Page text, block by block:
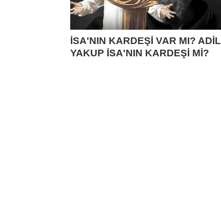
İSA'NIN KARDEŞİ VAR MI? ADİL
YAKUP İSA'NIN KARDEŞİ Mİ?